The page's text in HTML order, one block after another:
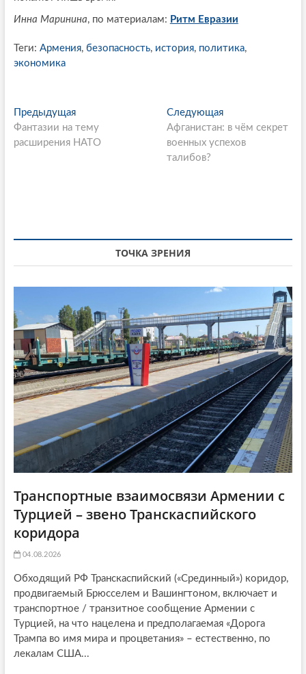
Инна Маринина, по материалам: Ритм Евразии
Теги: Армения, безопасность, история, политика,
экономика
P
o
v
i
g
a
t
i
o
n
ПредыдущаяП
р
е
т
ь
я
:
Фантазии на тему
расширения НАТО
Следующая
л
е
т
ь
я
:
Афганистан: в чём секрет
военных успехов
талибов?
ТОЧКА ЗРЕНИЯ
Транспортные взаимосвязи Армении с
Турцией – звено Транскаспийского
коридора
04.08.2026
Обходящий РФ Транскаспийский («Срединный») коридор,
продвигаемый Брюсселем и Вашингтоном, включает и
транспортное / транзитное сообщение Армении с
Турцией, на что нацелена и предполагаемая «Дорога
Трампа во имя мира и процветания» – естественно, по
лекалам США...